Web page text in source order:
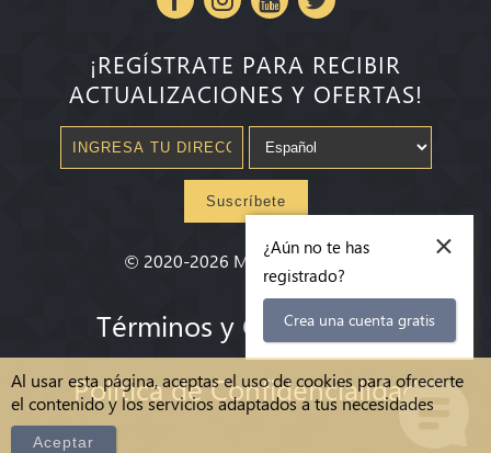
Al usar esta página, aceptas el uso de cookies para ofrecerte
el contenido y los servicios adaptados a tus necesidades
Aceptar
¡REGÍSTRATE PARA RECIBIR
ACTUALIZACIONES Y OFERTAS!
Suscríbete
© 2020-2026 Millenium State®
Términos y Condiciones
Política de Confidencialidad
×
¿Aún no te has
registrado?
Crea una cuenta gratis